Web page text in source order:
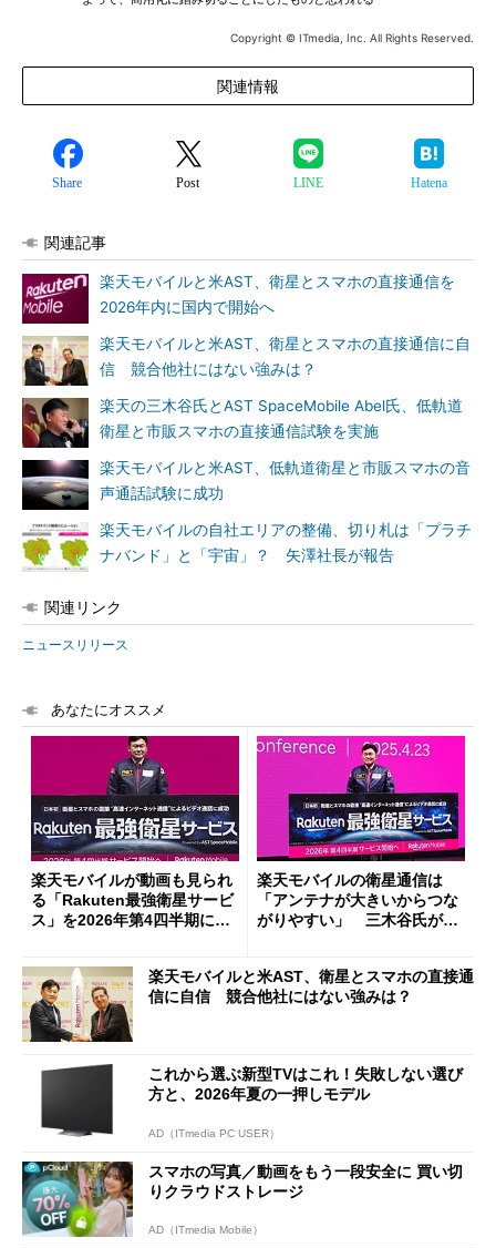
Copyright © ITmedia, Inc. All Rights Reserved.
関連情報
Share Post LINE Hatena
関連記事
楽天モバイルと米AST、衛星とスマホの直接通信を
2026年内に国内で開始へ
楽天モバイルと米AST、衛星とスマホの直接通信に自
信 競合他社にはない強みは？
楽天の三木谷氏とAST SpaceMobile Abel氏、低軌道
衛星と市販スマホの直接通信試験を実施
楽天モバイルと米AST、低軌道衛星と市販スマホの音
声通話試験に成功
楽天モバイルの自社エリアの整備、切り札は「プラチ
ナバンド」と「宇宙」？ 矢澤社長が報告
関連リンク
ニュースリリース
あなたにオススメ
楽天モバイルが動画も見られ
る「Rakuten最強衛星サービ
ス」を2026年第4四半期に提
う
楽天モバイルの衛星通信は
「アンテナが大きいからつな
がりやすい」 三木谷氏が語
楽天モバイルと米AST、衛星とスマホの直接通
信に自信 競合他社にはない強みは？
これから選ぶ新型TVはこれ！失敗しない選び
方と、2026年夏の一押しモデル
AD（ITmedia PC USER）
スマホの写真／動画をもう一段安全に 買い切
りクラウドストレージ
AD（ITmedia Mobile）